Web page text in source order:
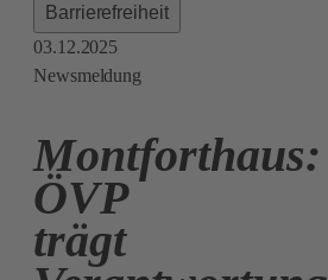
Barrierefreiheit
03.12.2025
Newsmeldung
Montforthaus:
ÖVP
trägt